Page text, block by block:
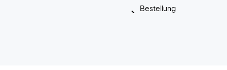
Bestellung